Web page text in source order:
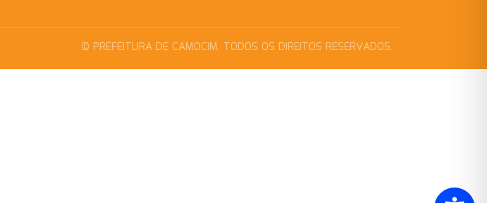
© PREFEITURA DE CAMOCIM. TODOS OS DIREITOS RESERVADOS.